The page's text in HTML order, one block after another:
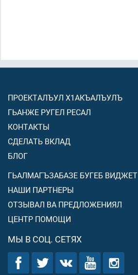
ПРОЕКТАЛЪУЛ Х1АКЪАЛЪУЛЪ
ГЬАНЖЕ РУГЕЛ РЕСАЛ
КОНТАКТЫ
СДЕЛАТЬ ВКЛАД
БЛОГ
ГЬАЛМАГЪЗАБАЗЕ БУГЕБ ВИДЖЕТ
НАШИ ПАРТНЕРЫ
ОТЗЫВАЛ ВА ПРЕДЛОЖЕНИЯЛ
ЦЕНТР ПОМОЩИ
МЫ В СОЦ. СЕТЯХ